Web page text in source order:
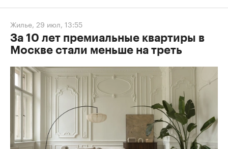
Жилье, 29 июл, 13:55
За 10 лет премиальные квартиры в
Москве стали меньше на треть